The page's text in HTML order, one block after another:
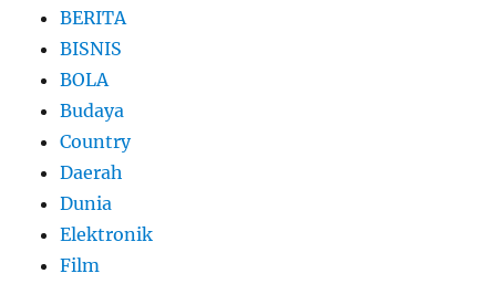
BERITA
BISNIS
BOLA
Budaya
Country
Daerah
Dunia
Elektronik
Film